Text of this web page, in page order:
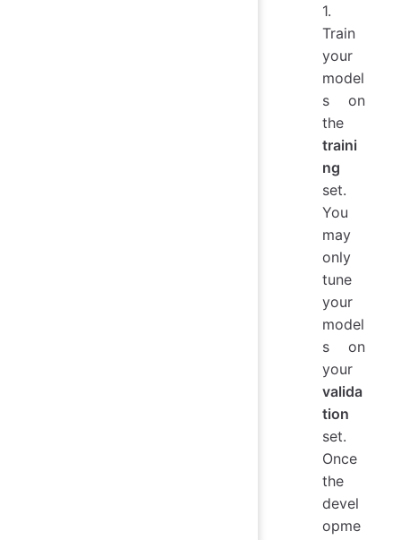
1.
Train
your
model
s on
the
traini
ng
set.
You
may
only
tune
your
model
s on
your
valida
tion
set.
Once
the
devel
opme